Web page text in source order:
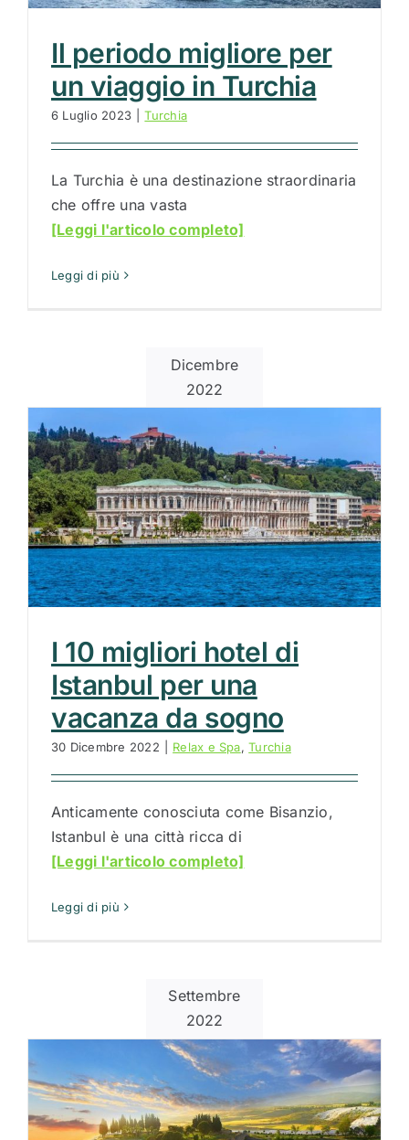
Il periodo migliore per
un viaggio in Turchia
6 Luglio 2023 Turchia
La Turchia è una destinazione straordinaria
che offre una vasta
[Leggi l'articolo completo]
Leggi di più
Dicembre
2022
I 10 migliori hotel di
Istanbul per una
vacanza da sogno
30 Dicembre 2022 Relax e Spa,Turchia
Anticamente conosciuta come Bisanzio,
Istanbul è una città ricca di
[Leggi l'articolo completo]
Leggi di più
Settembre
2022